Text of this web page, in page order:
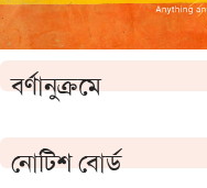
বর্ণানুক্রমে
নোটিশ বোর্ড